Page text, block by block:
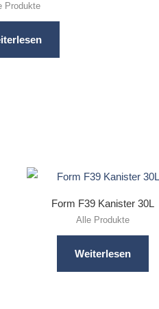
Produkte
Form F39 Kanister 30L
Alle Produkte
Weiterlesen